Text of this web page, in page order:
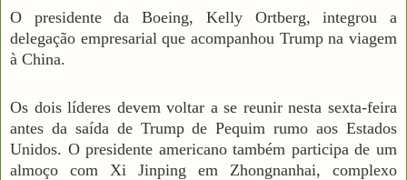
O presidente da Boeing, Kelly Ortberg, integrou a
delegação empresarial que acompanhou Trump na viagem
à China.
Os dois líderes devem voltar a se reunir nesta sexta-feira
antes da saída de Trump de Pequim rumo aos Estados
Unidos. O presidente americano também participa de um
almoço com Xi Jinping em Zhongnanhai, complexo